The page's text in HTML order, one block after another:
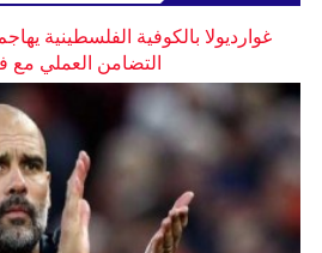
غوارديولا بالكوفية الفلسطينية
التضامن العملي